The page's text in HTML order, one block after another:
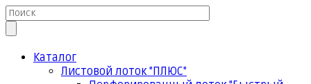
Каталог
Листовой лоток "ПЛЮС"